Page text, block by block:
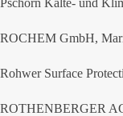
Pschorn Kälte- und
ROCHEM GmbH,
Rohwer Surface
ROTHENBERGER